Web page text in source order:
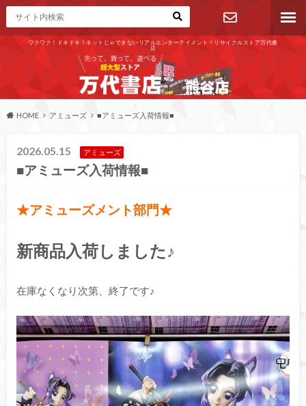
ワクワク！ドキドキ！ネットじゃできないリアルエンターテイメント！リサイクルストア万代書
店
お問い合わ
せ
HOME アミューズ ■アミューズ入荷情報■
2026.05.15 アミューズ
■アミューズ入荷情報■
★アミューズメント部門★
新商品入荷しました♪
在庫なくなり次第、終了です♪